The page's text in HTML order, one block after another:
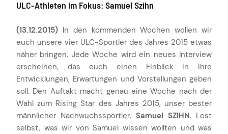
ULC-Athleten im Fokus: Samuel Szihn
(13.12.2015) In den kommenden Wochen wollen wir
euch unsere vier ULC-Sportler des Jahres 2015 etwas
näher bringen. Jede Woche wird ein neues Interview
erscheinen, das euch einen Einblick in ihre
Entwicklungen, Erwartungen und Vorstellungen geben
soll. Den Auftakt macht genau eine Woche nach der
Wahl zum Rising Star des Jahres 2015, unser bester
männlicher Nachwuchssportler, Samuel SZIHN. Lest
selbst, was wir von Samuel wissen wollten und was